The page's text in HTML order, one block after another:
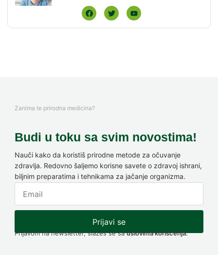
Zanima te prirodna medicina?
Budi u toku sa svim novostima!
Nauči kako da koristiš prirodne metode za očuvanje
zdravlja. Redovno šaljemo korisne savete o zdravoj ishrani,
biljnim preparatima i tehnikama za jačanje organizma.
Prijavi se
Prijavom na newsletter, slažeš se sauslovima korišćenja.